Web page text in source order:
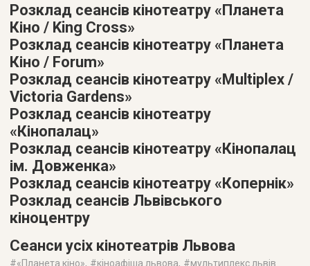
Розклад сеансів кінотеатру «Планета
Кіно / King Cross»
Розклад сеансів кінотеатру «Планета
Кіно / Forum»
Розклад сеансів кінотеатру «Multiplex /
Victoria Gardens»
Розклад сеансів кінотеатру
«Кінопалац»
Розклад сеансів кінотеатру «Кінопалац
ім. Довженка»
Розклад сеансів кінотеатру «Копернік»
Розклад сеансів Львівського
кіноцентру
Сеанси усіх кінотеатрів Львова
#«Планета кіно», #кіноафіша львова, #мультиплекс львів